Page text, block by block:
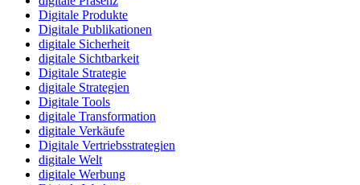
Digitale Produkte
Digitale Publikationen
digitale Sicherheit
digitale Sichtbarkeit
Digitale Strategie
digitale Strategien
Digitale Tools
digitale Transformation
digitale Verkäufe
Digitale Vertriebsstrategien
digitale Welt
digitale Werbung